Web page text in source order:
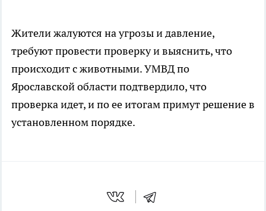
Жители жалуются на угрозы и давление,
требуют провести проверку и выяснить, что
происходит с животными. УМВД по
Ярославской области подтвердило, что
проверка идет, и по ее итогам примут решение в
установленном порядке.